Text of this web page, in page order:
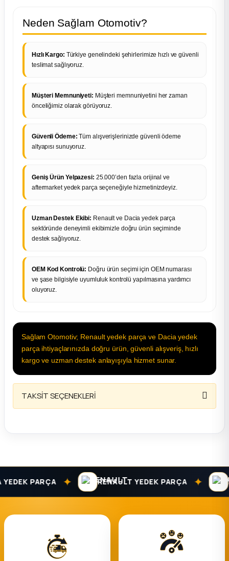
Neden Sağlam Otomotiv?
Hızlı Kargo: Türkiye genelindeki şehirlerimize hızlı ve güvenli
teslimat sağlıyoruz.
Müşteri Memnuniyeti: Müşteri memnuniyetini her zaman
önceliğimiz olarak görüyoruz.
Güvenli Ödeme: Tüm alışverişlerinizde güvenli ödeme
altyapısı sunuyoruz.
Geniş Ürün Yelpazesi: 25.000’den fazla orijinal ve
aftermarket yedek parça seçeneğiyle hizmetinizdeyiz.
Uzman Destek Ekibi: Renault ve Dacia yedek parça
sektöründe deneyimli ekibimizle doğru ürün seçiminde
destek sağlıyoruz.
OEM Kod Kontrolü: Doğru ürün seçimi için OEM numarası
ve şase bilgisiyle uyumluluk kontrolü yapılmasına yardımcı
oluyoruz.
Sağlam Otomotiv; Renault yedek parça ve Dacia yedek
parça ihtiyaçlarınızda doğru ürün, güvenli alışveriş, hızlı
kargo ve uzman destek anlayışıyla hizmet sunar.
TAKSİT SEÇENEKLERİ
PARÇA ✦ RENAULT YEDEK PARÇA ✦